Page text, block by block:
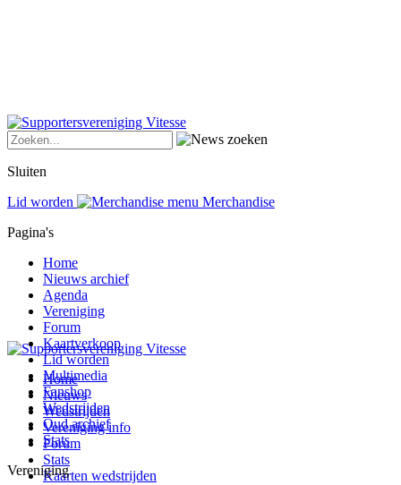
Home
Nieuws
Wedstrijden
Vereniging info
Forum
Stats
Kaarten wedstrijden
Sluiten
Lid worden
Merchandise
Pagina's
Home
Nieuws archief
Agenda
Vereniging
Forum
Kaartverkoop
Lid worden
Multimedia
Fanshop
Wedstrijden
Oud archief
Stats
Vereniging